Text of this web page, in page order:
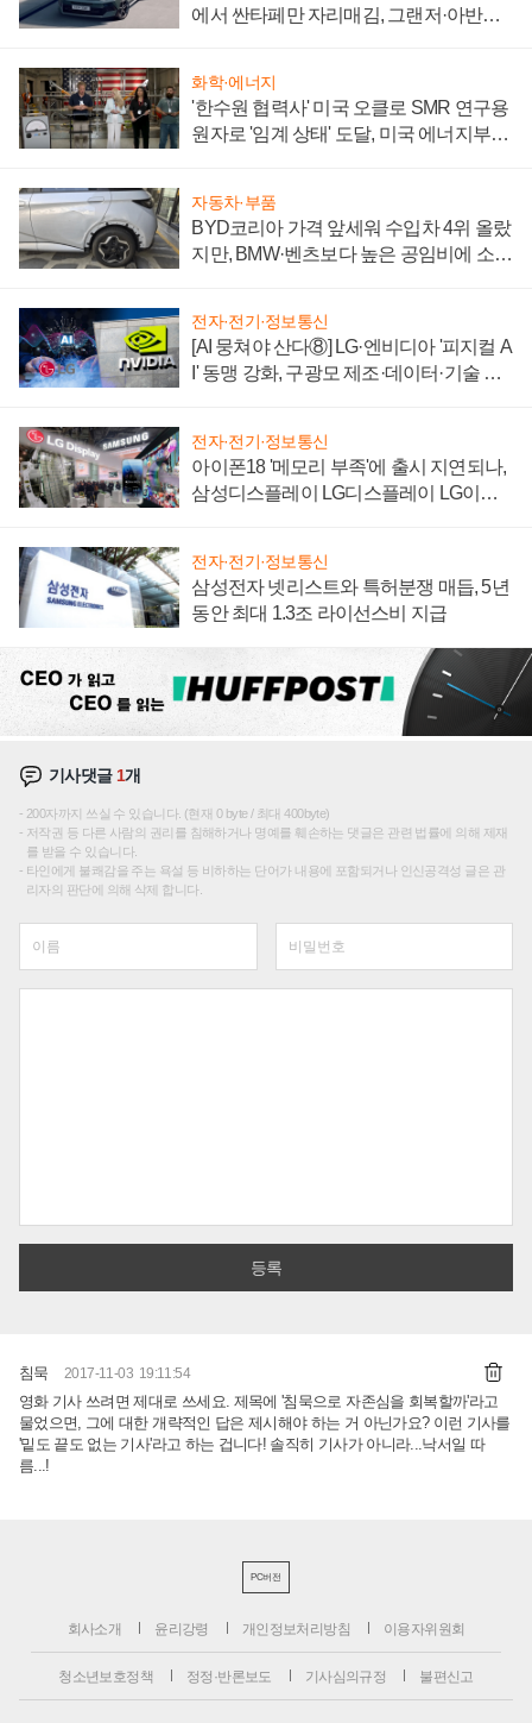
에서 싼타페만 자리매김, 그랜저·아반떼
화학·에너지
'한수원 협력사' 미국 오클로 SMR 연구용
원자로 '임계 상태' 도달, 미국 에너지부
자동차·부품
BYD코리아 가격 앞세워 수입차 4위 올랐
지만, BMW·벤츠보다 높은 공임비에 소비
전자·전기·정보통신
[AI 뭉쳐야 산다⑧] LG·엔비디아 '피지컬 A
I' 동맹 강화, 구광모 제조·데이터·기술 결
전자·전기·정보통신
아이폰18 '메모리 부족'에 출시 지연되나,
삼성디스플레이 LG디스플레이 LG이노
전자·전기·정보통신
삼성전자 넷리스트와 특허분쟁 매듭, 5년
동안 최대 1.3조 라이선스비 지급
기사댓글1개
200자까지 쓰실 수 있습니다. (현재 0 byte / 최대 400byte)
저작권 등 다른 사람의 권리를 침해하거나 명예를 훼손하는 댓글은 관련 법률에 의해 제재
를 받을 수 있습니다.
타인에게 불쾌감을 주는 욕설 등 비하하는 단어가 내용에 포함되거나 인신공격성 글은 관
리자의 판단에 의해 삭제 합니다.
침묵 2017-11-03 19:11:54
영화 기사 쓰려면 제대로 쓰세요. 제목에 '침묵으로 자존심을 회복할까'라고
물었으면, 그에 대한 개략적인 답은 제시해야 하는 거 아닌가요? 이런 기사를
'밑도 끝도 없는 기사'라고 하는 겁니다! 솔직히 기사가 아니라...낙서일 따
름...!
PC버전
회사소개 윤리강령 개인정보처리방침 이용자위원회
청소년보호정책 정정·반론보도 기사심의규정 불편신고